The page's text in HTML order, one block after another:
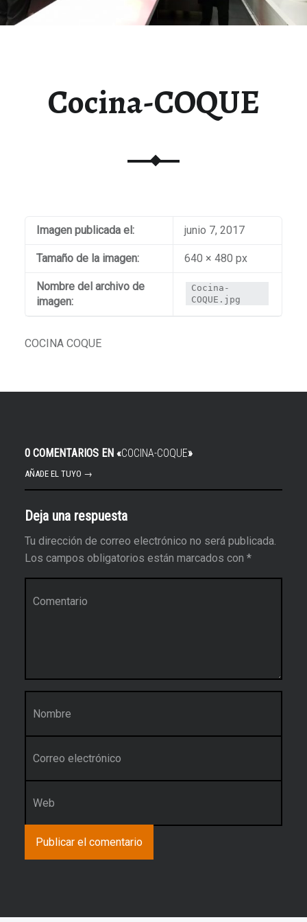
Cocina-COQUE
Imagen publicada el: junio 7, 2017
Tamaño de la imagen: 640 × 480 px
Nombre del archivo de
imagen:
Cocina-
COQUE.jpg
COCINA COQUE
0 COMENTARIOS EN «COCINA-COQUE»
AÑADE EL TUYO →
Deja una respuesta
Tu dirección de correo electrónico no será publicada.
Los campos obligatorios están marcados con *
Nombre
*
Web